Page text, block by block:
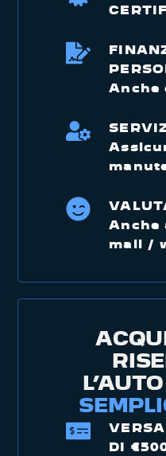
Anche
Anche
mail /
DI